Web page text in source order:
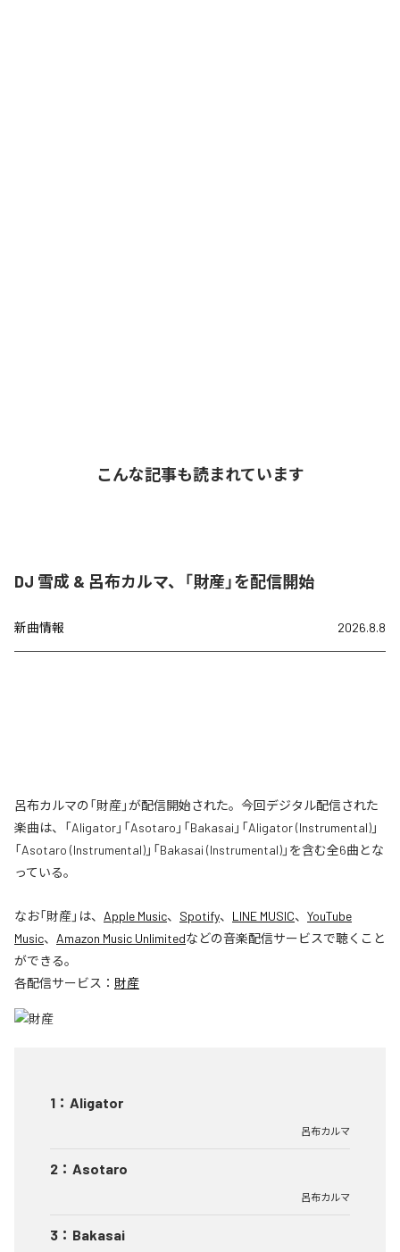
こんな記事も読まれています
DJ 雪成 & 呂布カルマ、「財産」を配信開始
新曲情報 2026.8.8
呂布カルマの「財産」が配信開始された。今回デジタル配信された
楽曲は、「Aligator」「Asotaro」「Bakasai」「Aligator (Instrumental)」
「Asotaro (Instrumental)」「Bakasai (Instrumental)」を含む全6曲とな
っている。
なお「財産」は、 Apple Music、 Spotify、 LINE MUSIC、 YouTube
Music、 Amazon Music Unlimitedなどの音楽配信サービスで聴くこと
ができる。
各配信サービス： 財産
1 ： Aligator
呂布カルマ
2 ： Asotaro
呂布カルマ
3 ： Bakasai